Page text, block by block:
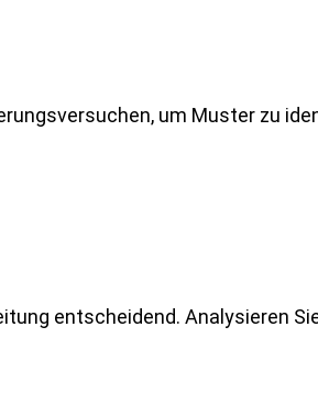
um Muster zu
entscheidend. Analysieren